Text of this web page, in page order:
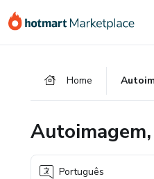
para
para
para
Home
Português